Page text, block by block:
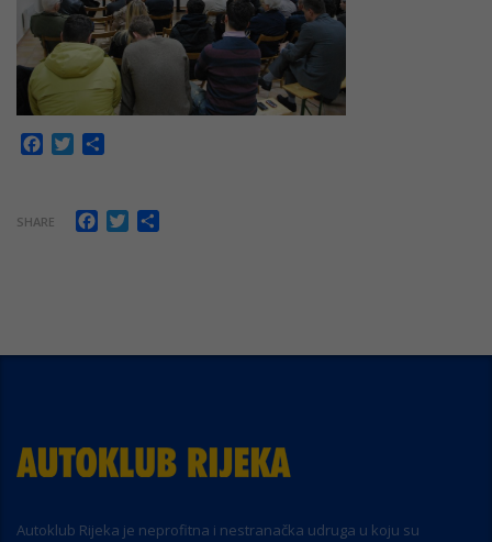
Facebook
Twitter
SHARE Facebook
Twitter
Autoklub Rijeka je neprofitna i nestranačka udruga u koju su